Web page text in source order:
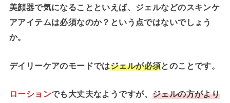
美顔器で気になることといえば、ジェルなどのスキンケ
アアイテムは必須なのか？という点ではないでしょう
か。
デイリーケアのモードではジェルが必須とのことです。
ローションでも大丈夫なようですが、 ジェルの方がより